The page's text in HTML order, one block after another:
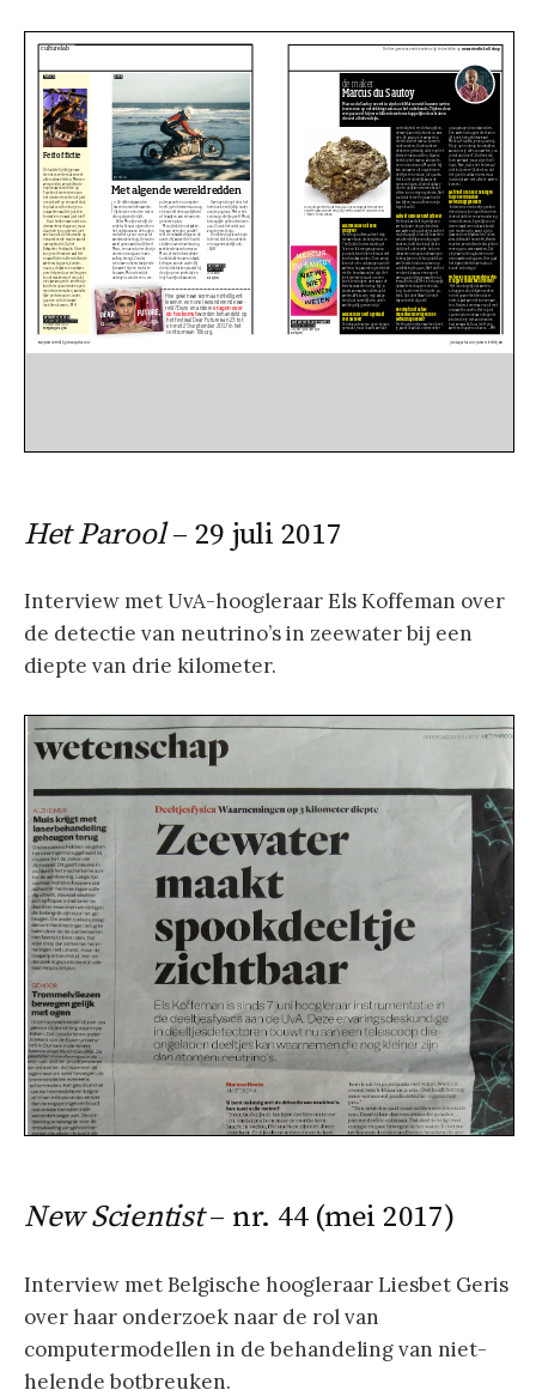
Het Parool– 29 juli 2017
Interview met UvA-hoogleraar Els Koffeman over
de detectie van neutrino’s in zeewater bij een
diepte van drie kilometer.
New Scientist– nr. 44 (mei 2017)
Interview met Belgische hoogleraar Liesbet Geris
over haar onderzoek naar de rol van
computermodellen in de behandeling van niet-
helende botbreuken.